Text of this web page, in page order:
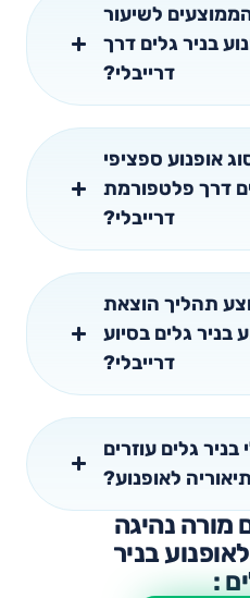
לשיעור
בניר גלים דרך
דרייבלי?
אופנוע ספציפי
דרך פלטפורמת
דרייבלי?
תהליך הוצאת
בניר גלים בסיוע
דרייבלי?
גלים עוזרים
לאופנוע?
מורה נהיגה
בניר
: